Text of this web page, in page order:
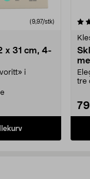
(9,97/stk)
x 31 cm, 4-
i
tre